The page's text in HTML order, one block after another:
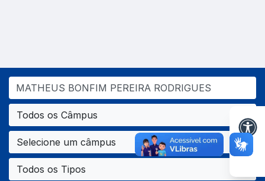
Todos os Câmpus
Selecione um câmpus
Todos os Tipos